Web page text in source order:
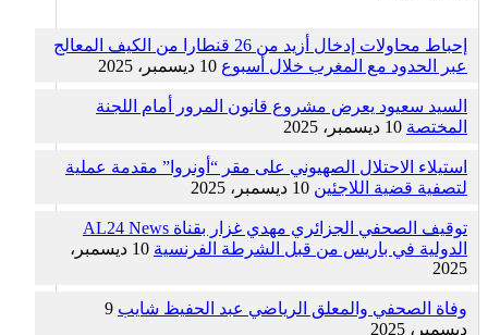
إحباط محاولات إدخال أزيد من 26 قنطارا من الكيف المعالج
عبر الحدود مع المغرب خلال أسبوع 10 ديسمبر، 2025
السيد سعيود يعرض مشروع قانون المرور أمام اللجنة
المختصة 10 ديسمبر، 2025
استيلاء الاحتلال الصهيوني على مقر “أونروا” مقدمة عملية
لتصفية قضية اللاجئين 10 ديسمبر، 2025
توقيف الصحفي الجزائري مهدي غزار بقناة AL24 News
الدولية في باريس من قبل الشرطة الفرنسية
10 ديسمبر،
2025
وفاة الصحفي والمعلق الرياضي عبد الحفيظ شايب 9
ديسمبر، 2025